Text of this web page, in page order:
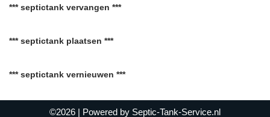
*** septictank vervangen ***
*** septictank plaatsen ***
*** septictank vernieuwen ***
©2026 | Powered by Septic-Tank-Service.nl